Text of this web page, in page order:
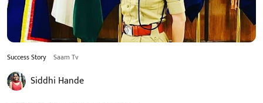
Success Story Saam Tv
Siddhi Hande